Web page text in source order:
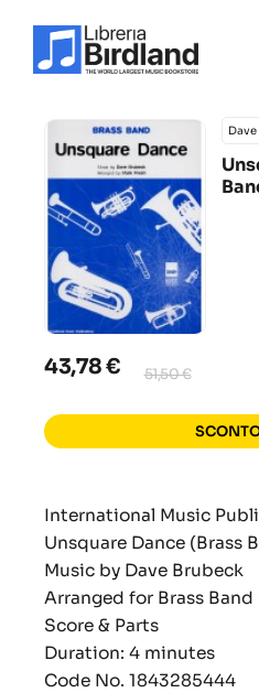
43,78 € 51,50 €
International Music
Unsquare Dance (Brass
Music by Dave Brubeck
Arranged for Brass Band
Score & Parts
Duration: 4 minutes
Code No. 1843285444